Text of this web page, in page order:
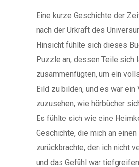
Eine kurze Geschichte der
nach der Urkraft des
Hinsicht fühlte sich dieses
Puzzle an, dessen Teile sich
zusammenfügten, um ein
Bild zu bilden, und es war ein
zuzusehen, wie hörbücher
Es fühlte sich wie eine
Geschichte, die mich an einen
zurückbrachte, den ich nicht
und das Gefühl war